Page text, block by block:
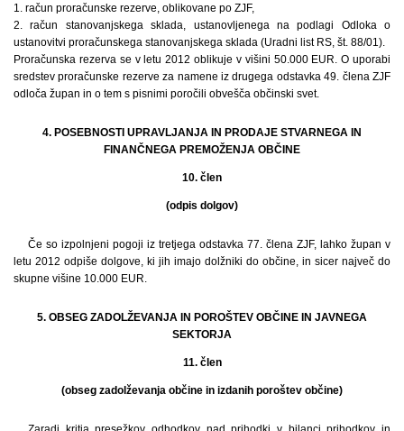
1. račun proračunske rezerve, oblikovane po ZJF,
2. račun stanovanjskega sklada, ustanovljenega na podlagi Odloka o
ustanovitvi proračunskega stanovanjskega sklada (Uradni list RS, št. 88/01).
Proračunska rezerva se v letu 2012 oblikuje v višini 50.000 EUR. O uporabi
sredstev proračunske rezerve za namene iz drugega odstavka 49. člena ZJF
odloča župan in o tem s pisnimi poročili obvešča občinski svet.
4. POSEBNOSTI UPRAVLJANJA IN PRODAJE STVARNEGA IN
FINANČNEGA PREMOŽENJA OBČINE
10. člen
(odpis dolgov)
Če so izpolnjeni pogoji iz tretjega odstavka 77. člena ZJF, lahko župan v
letu 2012 odpiše dolgove, ki jih imajo dolžniki do občine, in sicer največ do
skupne višine 10.000 EUR.
5. OBSEG ZADOLŽEVANJA IN POROŠTEV OBČINE IN JAVNEGA
SEKTORJA
11. člen
(obseg zadolževanja občine in izdanih poroštev občine)